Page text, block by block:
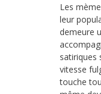
Les
leur
demeure
satiriques
vitesse
touche